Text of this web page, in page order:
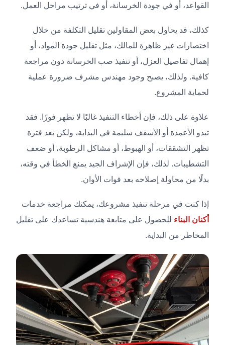
القواعد، أو في جودة الخرسانة، أو في ترتيب مراحل العمل.
كذلك، قد يحاول بعض المقاولين تقليل التكلفة من خلال
اختصارات غير ظاهرة للمالك، مثل تقليل جودة المواد، أو
إهمال تفاصيل العزل، أو تنفيذ صب الخرسانة دون مراجعة
كافية. ولذلك، يصبح وجود مهندس مشرف ضرورة عملية
لحماية المشروع.
علاوة على ذلك، فإن أخطاء التنفيذ غالبًا لا تظهر فورًا. فقد
تبدو الأعمدة أو الأسقف سليمة في البداية، ولكن بعد فترة
تظهر التشققات، أو الهبوط، أو مشاكل الرطوبة، أو ضعف
التشطيبات. لذلك، فإن الإشراف الجيد يمنع الخطأ في وقته،
بدلًا من محاولة إصلاحه بعد فوات الأوان.
إذا كنت في مرحلة تنفيذ مشروعك، يمكنك مراجعة خدمات
أكنان البناء للحصول على متابعة هندسية تساعدك على تقليل
المخاطر من البداية.